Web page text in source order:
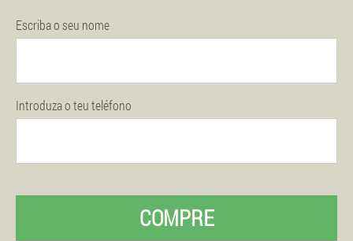
Escriba o seu nome
Introduza o teu teléfono
COMPRE